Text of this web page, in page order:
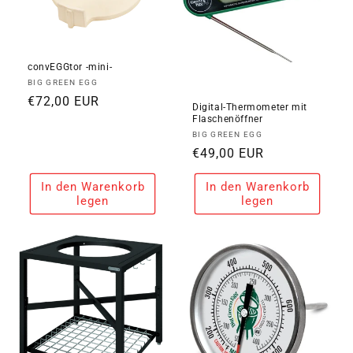
convEGGtor -mini-
Anbieter:
BIG GREEN EGG
Normaler
€72,00 EUR
In den Warenkorb
legen
Digital-Thermometer mit
Flaschenöffner
Anbieter:
BIG GREEN EGG
Normaler
Preis
€49,00 EUR
In den Warenkorb
legen